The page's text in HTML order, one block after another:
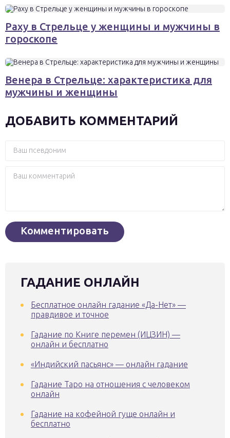
Раху в Стрельце у женщины и мужчины в
гороскопе
Венера в Стрельце: характеристика для
мужчины и женщины
ДОБАВИТЬ КОММЕНТАРИЙ
ГАДАНИЕ ОНЛАЙН
Бесплатное онлайн гадание «Да-Нет» —
правдивое и точное
Гадание по Книге перемен (ИЦЗИН) —
онлайн и бесплатно
«Индийский пасьянс» — онлайн гадание
Гадание Таро на отношения с человеком
онлайн
Гадание на кофейной гуще онлайн и
бесплатно